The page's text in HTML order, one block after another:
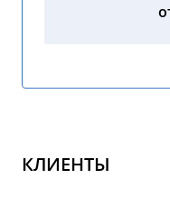
КЛИЕНТЫ